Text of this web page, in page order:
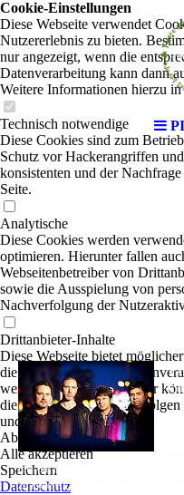
uns die Möglichkeit einen bunten
zu kreieren, ein live Erlebnis voll mit
Cookie-Einstellungen
Diese Webseite verwendet
Nutzererlebnis zu bieten.
nur angezeigt, wenn die
Datenverarbeitung kann dann
Weitere Informationen hierzu
Technisch notwendige
Diese Cookies sind zum
Schutz vor Hackerangriffen
konsistenten und der
Seite.
Analytische
Diese Cookies werden
optimieren. Hierunter fallen
Webseitenbetreiber von
sowie die Ausspielung von
Nachverfolgung der
Drittanbieter-Inhalte
Diese Webseite bietet
die von Drittanbietern
werden. Diese Drittanbieter
die Nutzeraktivität zu verfolgen
und zu optimieren.
Ablehnen
Alle akzeptieren
Speichern
Datenschutz